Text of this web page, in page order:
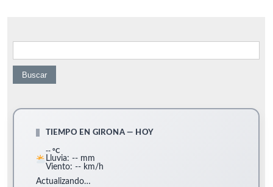
TIEMPO EN GIRONA — HOY
-- °C
Lluvia: -- mm
Viento: -- km/h
Actualizando…